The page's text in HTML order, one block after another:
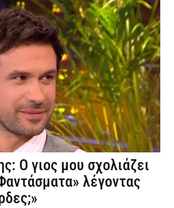
Ο γιος μου σχολιάζει
λέγοντας